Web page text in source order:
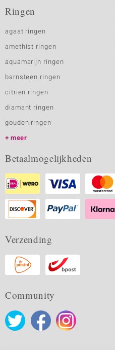
Ringen
agaat ringen
amethist ringen
aquamarijn ringen
barnsteen ringen
citrien ringen
diamant ringen
gouden ringen
meer
Betaalmogelijkheden
Verzending
Community